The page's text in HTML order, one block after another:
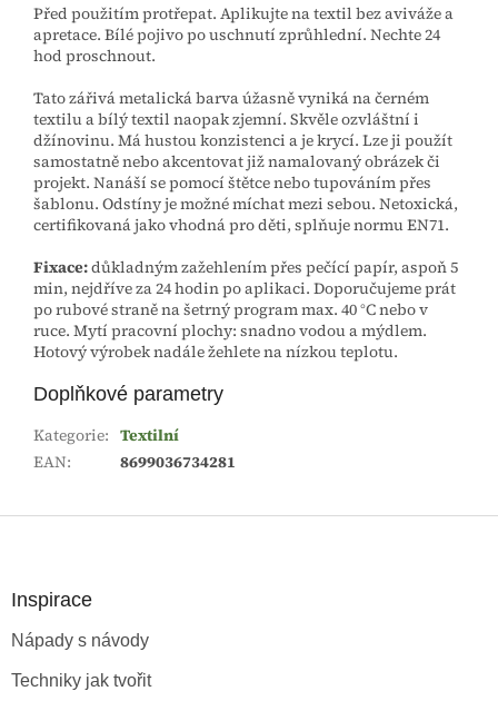
Před použitím protřepat. Aplikujte na textil bez aviváže a
apretace. Bílé pojivo po uschnutí zprůhlední. Nechte 24
hod proschnout.
Tato zářivá metalická barva úžasně vyniká na černém
textilu a bílý textil naopak zjemní. Skvěle ozvláštní i
džínovinu. Má hustou konzistenci a je krycí. Lze ji použít
samostatně nebo akcentovat již namalovaný obrázek či
projekt. Nanáší se pomocí štětce nebo tupováním přes
šablonu. Odstíny je možné míchat mezi sebou. Netoxická,
certifikovaná jako vhodná pro děti, splňuje normu EN71.
Fixace:důkladným zažehlením přes pečící papír, aspoň 5
min, nejdříve za 24 hodin po aplikaci. Doporučujeme prát
po rubové straně na šetrný program max. 40 °C nebo v
ruce. Mytí pracovní plochy: snadno vodou a mýdlem.
Hotový výrobek nadále žehlete na nízkou teplotu.
Doplňkové parametry
Kategorie: Textilní
EAN: 8699036734281
Inspirace
Nápady s návody
Techniky jak tvořit